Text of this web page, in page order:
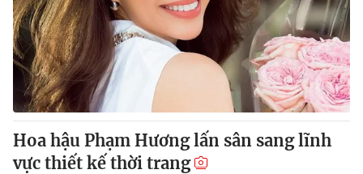
Hoa hậu Phạm Hương lấn sân sang lĩnh
vực thiết kế thời trang